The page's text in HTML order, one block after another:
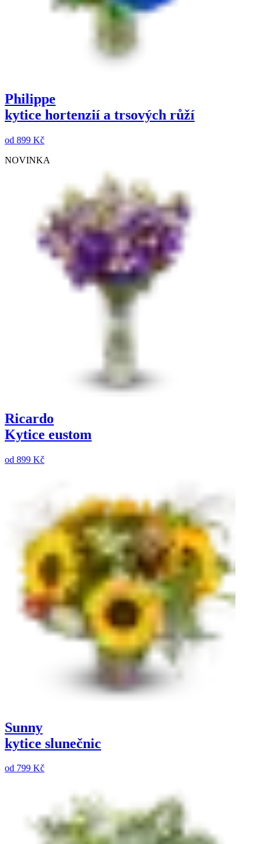
Philippe
kytice hortenzií a trsových růží
od 899 Kč
NOVINKA
Ricardo
Kytice eustom
od 899 Kč
Sunny
kytice slunečnic
od 799 Kč